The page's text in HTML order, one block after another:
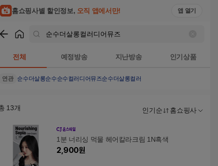
홈쇼핑사별 할인정보, 오직 앱에서만! 앱 열기
전체 예정방송 지난방송 인기상품
연관 순수더살롱순수순수컬러디어뮤즈순수더살롱컬러
13개 인기순 홈쇼핑사
1분 너리싱 먹물 헤어칼라크림 1N흑색
2,900원